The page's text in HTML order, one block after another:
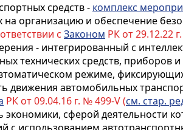
средств - комплекс
организацию и обеспечение
с Законом РК от 29.12.22
- интегрированный с
технических средств,
режиме,
движения автомобильных
РК от 09.04.16 г. № 499-V (см. стар.
сферой деятельности